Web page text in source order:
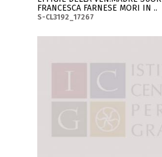
FRANCESCA FARNESE MORI IN ..
S-CL3192_17267